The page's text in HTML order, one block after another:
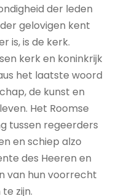
der leden
gelovigen kent
is, is de kerk.
kerk en koninkrijk
het laatste woord
de kunst en
Het Roomse
tussen regeerders
en schiep alzo
des Heeren en
van hun voorrecht
zijn.